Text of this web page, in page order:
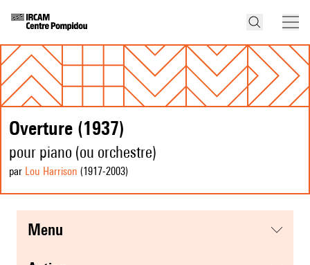
Overture (1937)
pour piano (ou orchestre)
par Lou Harrison (1917-2003)
menu